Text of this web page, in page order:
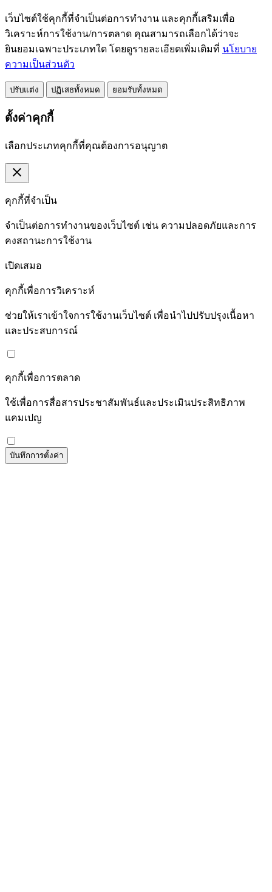
เว็บไซต์ใช้คุกกี้ที่จำเป็นต่อการทำงาน และคุกกี้เสริมเพื่อ
วิเคราะห์การใช้งาน/การตลาด คุณสามารถเลือกได้ว่าจะ
ยินยอมเฉพาะประเภทใด โดยดูรายละเอียดเพิ่มเติมที่ นโยบาย
ความเป็นส่วนตัว
ปรับแต่ง ปฏิเสธทั้งหมด ยอมรับทั้งหมด
ตั้งค่าคุกกี้
เลือกประเภทคุกกี้ที่คุณต้องการอนุญาต
close
คุกกี้ที่จำเป็น
จำเป็นต่อการทำงานของเว็บไซต์ เช่น ความปลอดภัยและการ
คงสถานะการใช้งาน
เปิดเสมอ
คุกกี้เพื่อการวิเคราะห์
ช่วยให้เราเข้าใจการใช้งานเว็บไซต์ เพื่อนำไปปรับปรุงเนื้อหา
และประสบการณ์
คุกกี้เพื่อการตลาด
ใช้เพื่อการสื่อสารประชาสัมพันธ์และประเมินประสิทธิภาพ
แคมเปญ
บันทึกการตั้งค่า